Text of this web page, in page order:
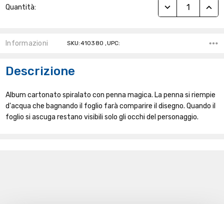
Attuale:
Quantità: RIDUCI
Informazioni SKU:410380 ,UPC:
Descrizione
Album cartonato spiralato con penna magica. La penna si riempie
d'acqua che bagnando il foglio farà comparire il disegno. Quando il
foglio si ascuga restano visibili solo gli occhi del personaggio.